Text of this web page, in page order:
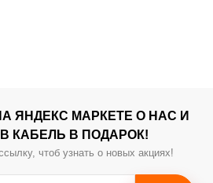
ЯНДЕКС МАРКЕТЕ О НАС И
КАБЕЛЬ В ПОДАРОК!
чтоб узнать о новых акциях!